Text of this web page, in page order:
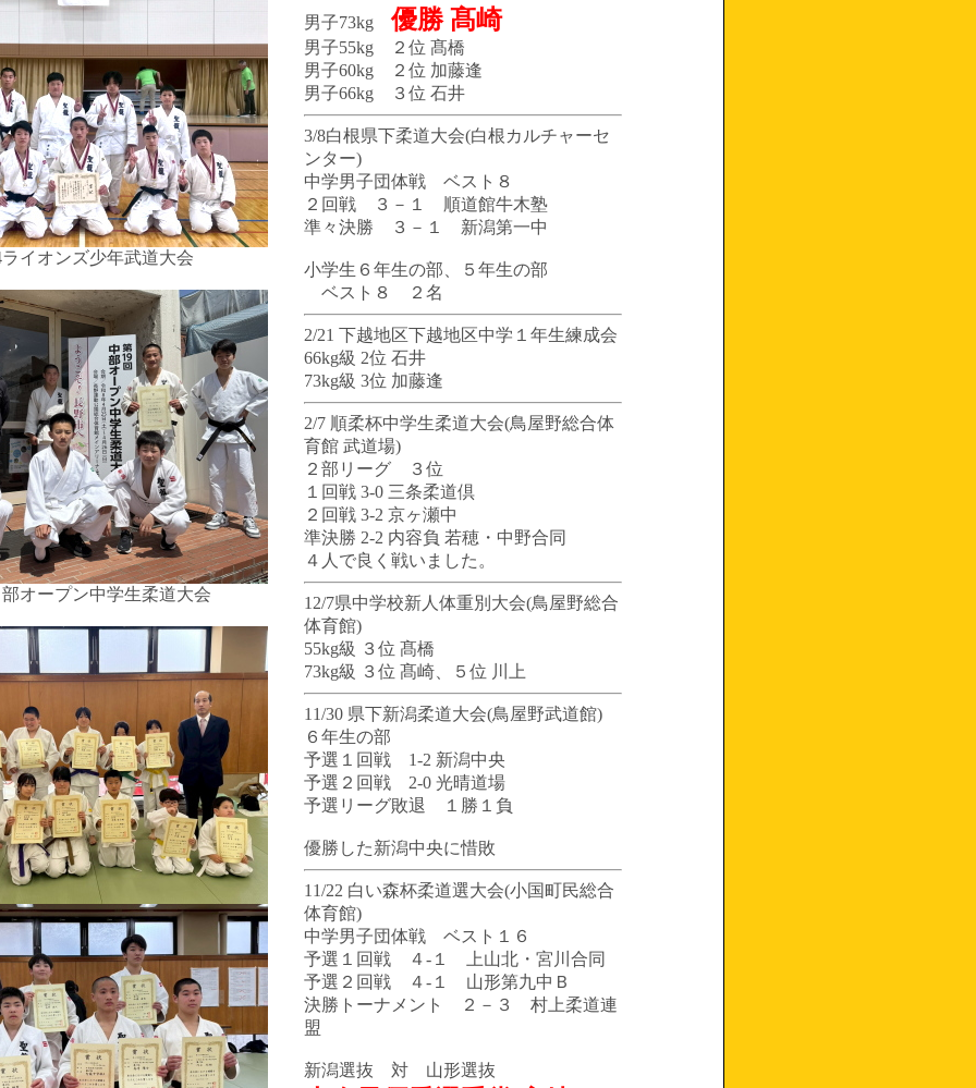
ライオンズ少年武道大会
部オープン中学生柔道大会
男子73kg優勝 髙崎
男子55kg ２位 髙橋
男子60kg ２位 加藤逢
男子66kg ３位 石井
3/8白根県下柔道大会(白根カルチャーセ
ンター)
中学男子団体戦 ベスト８
２回戦 ３－１ 順道館牛木塾
準々決勝 ３－１ 新潟第一中
小学生６年生の部、５年生の部
ベスト８ ２名
2/21 下越地区下越地区中学１年生練成会
66kg級 2位 石井
73kg級 3位 加藤逢
2/7 順柔杯中学生柔道大会(鳥屋野総合体
育館 武道場)
２部リーグ ３位
１回戦 3-0 三条柔道倶
２回戦 3-2 京ヶ瀬中
準決勝 2-2 内容負 若穂・中野合同
４人で良く戦いました。
12/7県中学校新人体重別大会(鳥屋野総合
体育館)
55kg級 ３位 髙橋
73kg級 ３位 髙崎、５位 川上
11/30 県下新潟柔道大会(鳥屋野武道館)
６年生の部
予選１回戦 1-2 新潟中央
予選２回戦 2-0 光晴道場
予選リーグ敗退 １勝１負
優勝した新潟中央に惜敗
11/22 白い森杯柔道選大会(小国町民総合
体育館)
中学男子団体戦 ベスト１６
予選１回戦 ４-１ 上山北・宮川合同
予選２回戦 ４-１ 山形第九中Ｂ
決勝トーナメント ２－３ 村上柔道連
盟
新潟選抜 対 山形選抜